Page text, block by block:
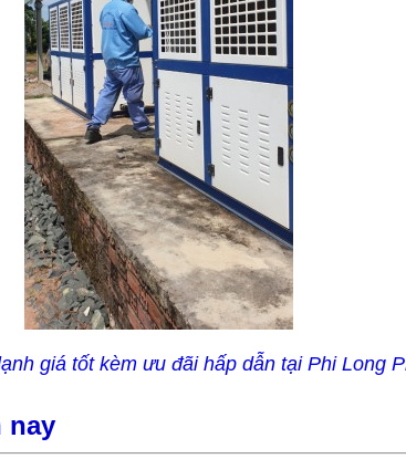
giá tốt kèm ưu đãi hấp dẫn tại Phi Long
nay